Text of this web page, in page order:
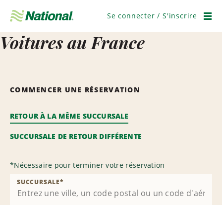
navigation
Se connecter / S'inscrire
Voitures au France
COMMENCER UNE RÉSERVATION
RETOUR À LA MÊME SUCCURSALE
SUCCURSALE DE RETOUR DIFFÉRENTE
*Nécessaire pour terminer votre réservation
SUCCURSALE*